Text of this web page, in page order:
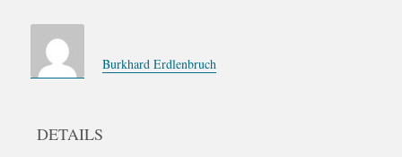
Burkhard Erdlenbruch
DETAILS